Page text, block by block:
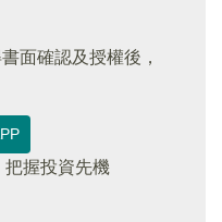
書面確認及授權後，
握投資先機